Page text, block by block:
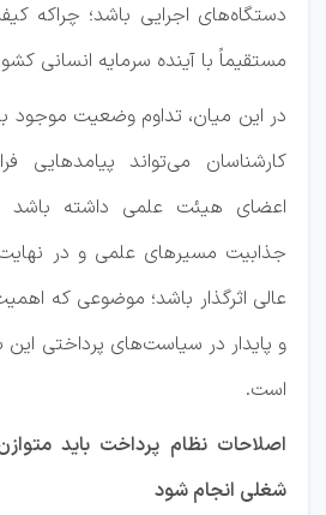
دستگاه‌های اجرایی باشد؛ چراکه
مستقیماً با آینده سرمایه انسانی
در این میان، تداوم وضعیت موجود
کارشناسان می‌تواند پیامدهایی
اعضای هیئت علمی داشته باشد
جذابیت مسیرهای علمی و در
عالی اثرگذار باشد؛ موضوعی که
و پایدار در سیاست‌های پرداختی
است.
اصلاحات نظام پرداخت باید
شغلی انجام شود